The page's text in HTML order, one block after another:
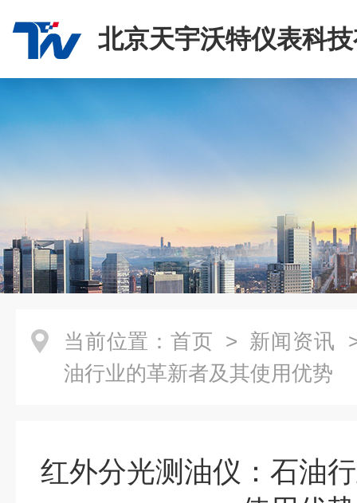
北京天宇沃特仪表科
司
当前位置： 首页 > 新闻资讯
油行业的革新者及其使用优势
红外分光测油仪：石油